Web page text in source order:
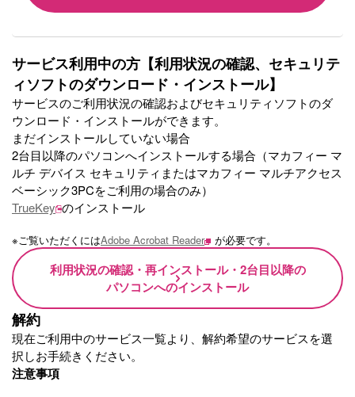
サービス利用中の方【利用状況の確認、セキュリテ
ィソフトのダウンロード・インストール】
サービスのご利用状況の確認およびセキュリティソフトのダ
ウンロード・インストールができます。
まだインストールしていない場合
2台目以降のパソコンへインストールする場合（マカフィー マ
ルチ デバイス セキュリティまたはマカフィー マルチアクセス
ベーシック3PCをご利用の場合のみ）
TrueKey のインストール
※ご覧いただくにはAdobe Acrobat Reader が必要です。
利用状況の確認・再インストール・2台目以降の
パソコンへのインストール
解約
現在ご利用中のサービス一覧より、解約希望のサービスを選
択しお手続きください。
注意事項